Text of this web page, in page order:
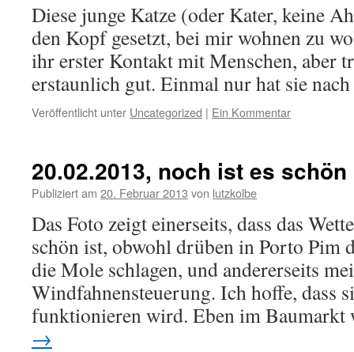
Diese junge Katze (oder Kater, keine
den Kopf gesetzt, bei mir wohnen zu
ihr erster Kontakt mit Menschen, aber
erstaunlich gut. Einmal nur hat sie
Veröffentlicht unter Uncategorized | Ein Kommentar
20.02.2013, noch ist es schön
Publiziert am 20. Februar 2013 von lutzkolbe
Das Foto zeigt einerseits, dass das
schön ist, obwohl drüben in Porto Pim
die Mole schlagen, und andererseits
Windfahnensteuerung. Ich hoffe, dass
funktionieren wird. Eben im
→